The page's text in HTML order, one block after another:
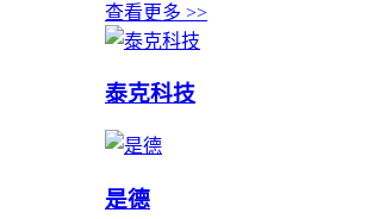
查看更多 >>
泰克科技
是德